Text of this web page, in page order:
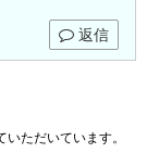
返信
ただいています。